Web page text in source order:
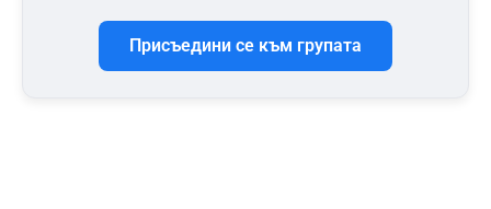
Присъедини се към групата